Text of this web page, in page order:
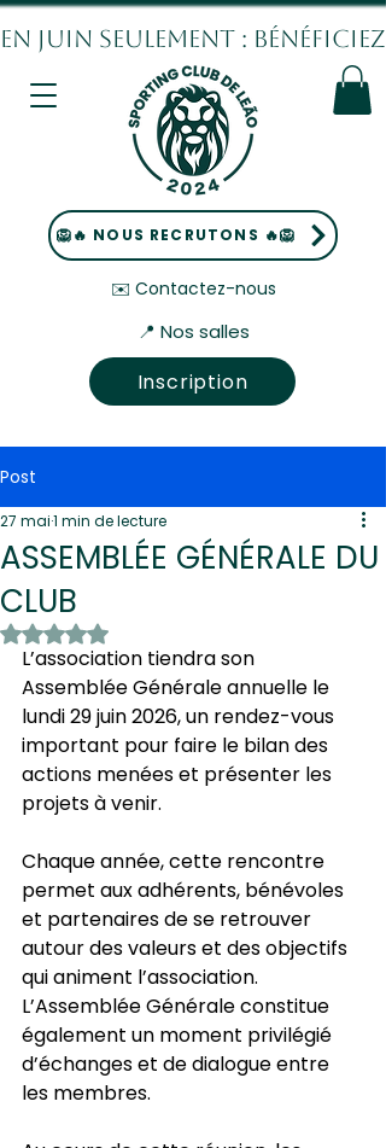
📍 Nos salles
✉️ Contactez-nous
Inscription
EN JUIN SEULEMENT :
🦁🔥 NOUS RECRUTONS 🔥🦁
Post
ASSEMBLÉE GÉNÉRALE DU
CLUB
27 mai1 min de lecture
Noté NaN étoiles sur 5.
L’association tiendra son
Assemblée Générale annuelle le
lundi 29 juin 2026, un rendez-vous
important pour faire le bilan des
actions menées et présenter les
projets à venir.
Chaque année, cette rencontre
permet aux adhérents, bénévoles
et partenaires de se retrouver
autour des valeurs et des objectifs
qui animent l’association.
L’Assemblée Générale constitue
également un moment privilégié
d’échanges et de dialogue entre
les membres.